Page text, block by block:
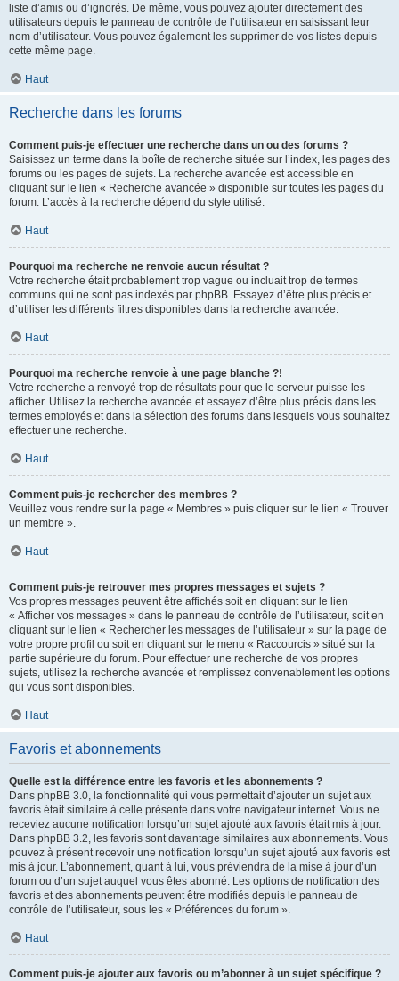
liste d’amis ou d’ignorés. De même, vous pouvez ajouter directement des
utilisateurs depuis le panneau de contrôle de l’utilisateur en saisissant leur
nom d’utilisateur. Vous pouvez également les supprimer de vos listes depuis
cette même page.
Haut
Recherche dans les forums
Comment puis-je effectuer une recherche dans un ou des forums ?
Saisissez un terme dans la boîte de recherche située sur l’index, les pages des
forums ou les pages de sujets. La recherche avancée est accessible en
cliquant sur le lien « Recherche avancée » disponible sur toutes les pages du
forum. L’accès à la recherche dépend du style utilisé.
Haut
Pourquoi ma recherche ne renvoie aucun résultat ?
Votre recherche était probablement trop vague ou incluait trop de termes
communs qui ne sont pas indexés par phpBB. Essayez d’être plus précis et
d’utiliser les différents filtres disponibles dans la recherche avancée.
Haut
Pourquoi ma recherche renvoie à une page blanche ?!
Votre recherche a renvoyé trop de résultats pour que le serveur puisse les
afficher. Utilisez la recherche avancée et essayez d’être plus précis dans les
termes employés et dans la sélection des forums dans lesquels vous souhaitez
effectuer une recherche.
Haut
Comment puis-je rechercher des membres ?
Veuillez vous rendre sur la page « Membres » puis cliquer sur le lien « Trouver
un membre ».
Haut
Comment puis-je retrouver mes propres messages et sujets ?
Vos propres messages peuvent être affichés soit en cliquant sur le lien
« Afficher vos messages » dans le panneau de contrôle de l’utilisateur, soit en
cliquant sur le lien « Rechercher les messages de l’utilisateur » sur la page de
votre propre profil ou soit en cliquant sur le menu « Raccourcis » situé sur la
partie supérieure du forum. Pour effectuer une recherche de vos propres
sujets, utilisez la recherche avancée et remplissez convenablement les options
qui vous sont disponibles.
Haut
Favoris et abonnements
Quelle est la différence entre les favoris et les abonnements ?
Dans phpBB 3.0, la fonctionnalité qui vous permettait d’ajouter un sujet aux
favoris était similaire à celle présente dans votre navigateur internet. Vous ne
receviez aucune notification lorsqu’un sujet ajouté aux favoris était mis à jour.
Dans phpBB 3.2, les favoris sont davantage similaires aux abonnements. Vous
pouvez à présent recevoir une notification lorsqu’un sujet ajouté aux favoris est
mis à jour. L’abonnement, quant à lui, vous préviendra de la mise à jour d’un
forum ou d’un sujet auquel vous êtes abonné. Les options de notification des
favoris et des abonnements peuvent être modifiés depuis le panneau de
contrôle de l’utilisateur, sous les « Préférences du forum ».
Haut
Comment puis-je ajouter aux favoris ou m’abonner à un sujet spécifique ?